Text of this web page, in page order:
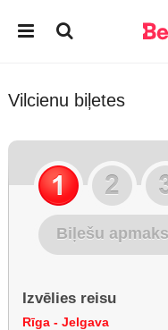
Vilcienu biļetes
Biļešu
Izvēlies reisu
Rīga - Jelgava